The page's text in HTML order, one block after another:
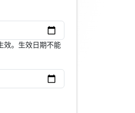
效。生效日期不能